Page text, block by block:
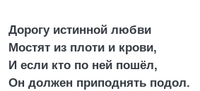
Дорогу истинной любви
Мостят из плоти и крови,
И если кто по ней пошёл,
Он должен приподнять подол.